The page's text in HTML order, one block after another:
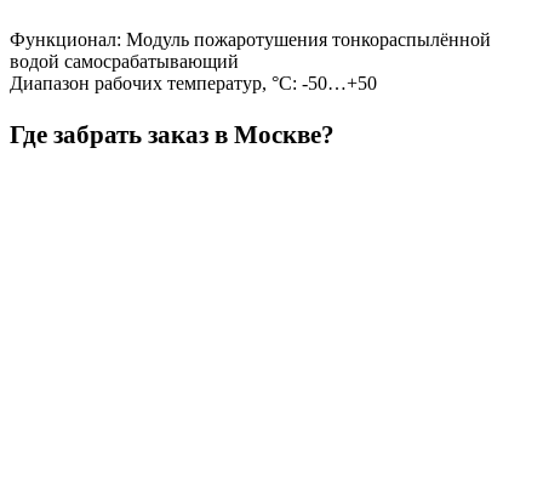
Функционал: Модуль пожаротушения тонкораспылённой
водой самосрабатывающий
Диапазон рабочих температур, °С: -50…+50
Где забрать заказ в Москве?